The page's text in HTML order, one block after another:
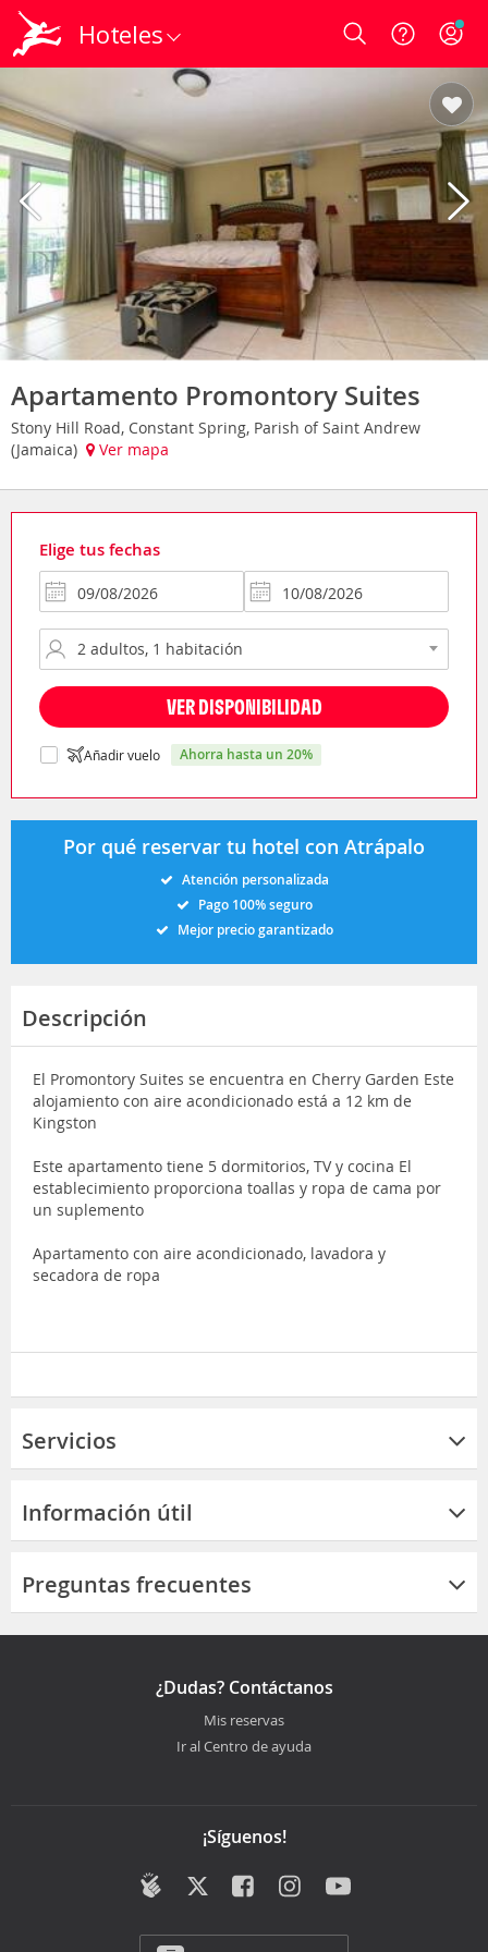
Hoteles Login
Apartamento Promontory Suites
Stony Hill Road, Constant Spring, Parish of Saint Andrew
(Jamaica)
Ver mapa
Elige tus fechas
VER DISPONIBILIDAD
Añadir vuelo ahorra hasta un 20%
Por qué reservar tu hotel con Atrápalo
Atención personalizada
Pago 100% seguro
Mejor precio garantizado
Descripción
El Promontory Suites se encuentra en Cherry Garden Este
alojamiento con aire acondicionado está a 12 km de
Kingston
Este apartamento tiene 5 dormitorios, TV y cocina El
establecimiento proporciona toallas y ropa de cama por
un suplemento
Apartamento con aire acondicionado, lavadora y
secadora de ropa
Servicios
Información útil
Preguntas frecuentes
¿Dudas? Contáctanos
Mis reservas
Ir al Centro de ayuda
¡Síguenos!